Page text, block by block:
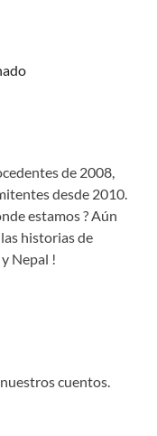
de 2008,
desde 2010.
estamos ? Aún
historias de
Nepal !
cuentos.